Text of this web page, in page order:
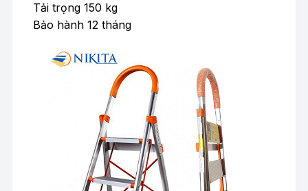
Tải trọng 150 kg
Bảo hành 12 tháng